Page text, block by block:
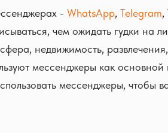
- WhatsApp, Telegram,
чем ожидать гудки на
недвижимость,
мессенджеры как
мессенджеры, чтобы